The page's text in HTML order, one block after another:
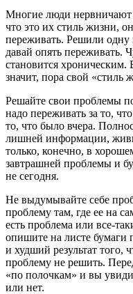
Многие люди нервничают
что это их стиль жизни,
переживать. Решили
давай опять переживать.
становится хроническим.
значит, пора свой «стиль
Решайте свои проблемы
надо переживать за то,
то, что было вчера.
лишней информации,
только, конечно, в
завтрашней проблемы и
не сегодня.
Не выдумывайте себе
проблему там, где ее на
есть проблема или все-
опишите на листе бумаги
и худший результат того,
проблему не решить.
«по полочкам» и вы
или нет.